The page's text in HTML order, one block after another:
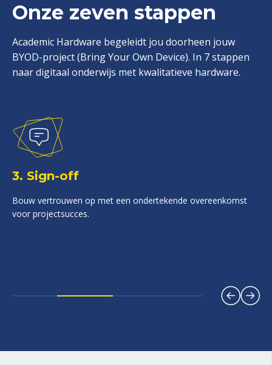
Onze zeven stappen
Academic Hardware begeleidt jou doorheen jouw
BYOD-project (Bring Your Own Device). ​In 7 stappen
naar digitaal onderwijs met kwalitatieve hardware.
3. Sign-off
Bouw vertrouwen op met een ondertekende overeenkomst
voor projectsucces.